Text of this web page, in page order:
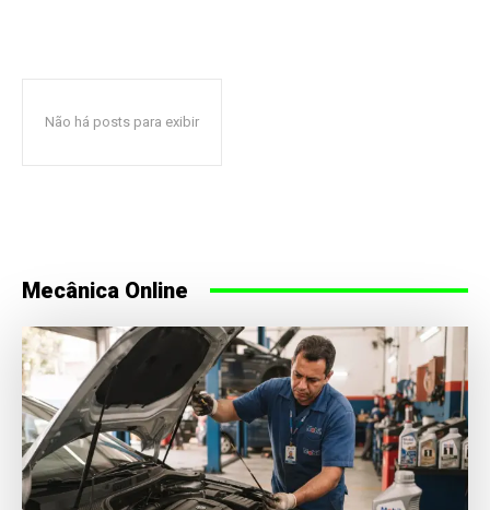
Não há posts para exibir
Mecânica Online